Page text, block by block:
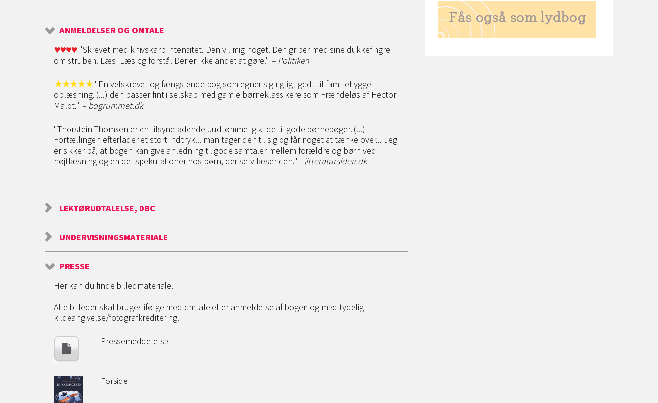
ANMELDELSER OG OMTALE
"Skrevet med knivskarp intensitet. Den vil mig noget. Den griber med sine dukkefingre
om struben. Læs! Læs og forstå! Der er ikke andet at gøre." – Politiken
"En velskrevet og fængslende bog som egner sig rigtigt godt til familiehygge
oplæsning. (...) den passer fint i selskab med gamle børneklassikere som Frændeløs af Hector
Malot." – bogrummet.dk
"Thorstein Thomsen er en tilsyneladende uudtømmelig kilde til gode børnebøger. (...)
Fortællingen efterlader et stort indtryk... man tager den til sig og får noget at tænke over... Jeg
er sikker på, at bogen kan give anledning til gode samtaler mellem forældre og børn ved
højtlæsning og en del spekulationer hos børn, der selv læser den."– litteratursiden.dk
LEKTØRUDTALELSE, DBC
UNDERVISNINGSMATERIALE
PRESSE
Her kan du finde billedmateriale.
Alle billeder skal bruges ifølge med omtale eller anmeldelse af bogen og med tydelig
kildeangivelse/fotografkreditering.
Pressemeddelelse
Forside